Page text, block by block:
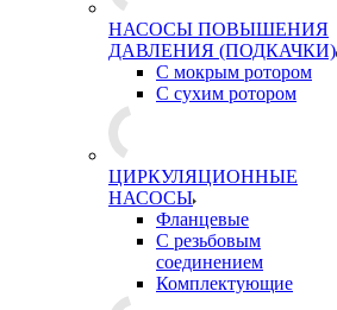
НАСОСЫ ПОВЫШЕНИЯ
ДАВЛЕНИЯ (ПОДКАЧКИ)
С мокрым ротором
С сухим ротором
ЦИРКУЛЯЦИОННЫЕ
НАСОСЫ
Фланцевые
С резьбовым
соединением
Комплектующие